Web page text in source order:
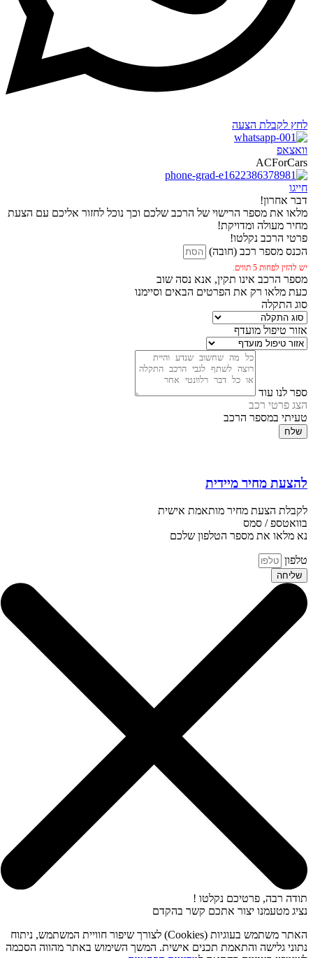
לחץ לקבלת הצעה
וואצאפ
ACForCars
חייגו
דבר אחרון!
מלאו את מספר הרישוי של הרכב שלכם וכך נוכל לחזור אליכם עם הצעת
מחיר מעולה ומדויקת!
פרטי הרכב נקלטו!
הכנס מספר רכב (חובה)
יש להזין לפחות 5 תווים.
מספר הרכב אינו תקין, אנא נסה שוב
כעת מלאו רק את הפרטים הבאים וסיימנו
סוג התקלה
אזור טיפול מועדף
ספר לנו עוד
הצג פרטי רכב
טעיתי במספר הרכב
שלח
להצעת מחיר מיידית
לקבלת הצעת מחיר מותאמת אישית
בוואטספ / סמס
נא מלאו את מספר הטלפון שלכם
טלפון
שליחה
תודה רבה, פרטיכם נקלטו !
נציג מטעמנו יצור אתכם קשר בהקדם
האתר משתמש בעוגיות (Cookies) לצורך שיפור חוויית המשתמש, ניתוח
נתוני גלישה והתאמת תכנים אישית. המשך השימוש באתר מהווה הסכמה